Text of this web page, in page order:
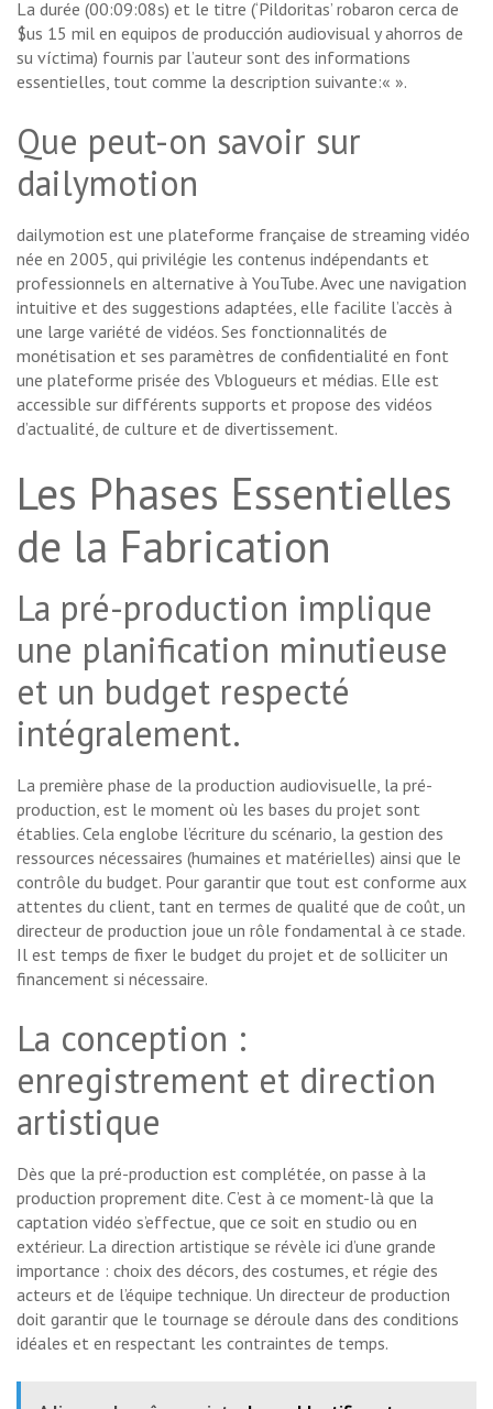
La durée (00:09:08s) et le titre (‘Pildoritas’ robaron cerca de
$us 15 mil en equipos de producción audiovisual y ahorros de
su víctima) fournis par l’auteur sont des informations
essentielles, tout comme la description suivante:« ».
Que peut-on savoir sur
dailymotion
dailymotion est une plateforme française de streaming vidéo
née en 2005, qui privilégie les contenus indépendants et
professionnels en alternative à YouTube. Avec une navigation
intuitive et des suggestions adaptées, elle facilite l’accès à
une large variété de vidéos. Ses fonctionnalités de
monétisation et ses paramètres de confidentialité en font
une plateforme prisée des Vblogueurs et médias. Elle est
accessible sur différents supports et propose des vidéos
d’actualité, de culture et de divertissement.
Les Phases Essentielles
de la Fabrication
La pré-production implique
une planification minutieuse
et un budget respecté
intégralement.
La première phase de la production audiovisuelle, la pré-
production, est le moment où les bases du projet sont
établies. Cela englobe l’écriture du scénario, la gestion des
ressources nécessaires (humaines et matérielles) ainsi que le
contrôle du budget. Pour garantir que tout est conforme aux
attentes du client, tant en termes de qualité que de coût, un
directeur de production joue un rôle fondamental à ce stade.
Il est temps de fixer le budget du projet et de solliciter un
financement si nécessaire.
La conception :
enregistrement et direction
artistique
Dès que la pré-production est complétée, on passe à la
production proprement dite. C’est à ce moment-là que la
captation vidéo s’effectue, que ce soit en studio ou en
extérieur. La direction artistique se révèle ici d’une grande
importance : choix des décors, des costumes, et régie des
acteurs et de l’équipe technique. Un directeur de production
doit garantir que le tournage se déroule dans des conditions
idéales et en respectant les contraintes de temps.